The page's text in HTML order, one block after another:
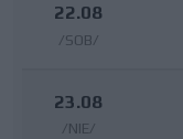
22.08
/SOB/
23.08
/NIE/